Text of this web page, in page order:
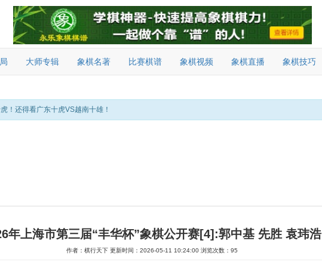
大师专辑 象棋名著 比赛棋谱 象棋视频 象棋直播 象棋技巧
！还得看广东十虎VS越南十雄！
年上海市第三届“丰华杯”象棋公开赛[4]:郭中基 先胜 袁玮浩
作者：棋行天下 更新时间：2026-05-11 10:24:00 浏览次数：95